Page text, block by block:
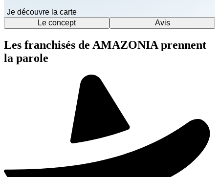
Je découvre la carte
Le concept
Avis
Les franchisés de AMAZONIA prennent
la parole